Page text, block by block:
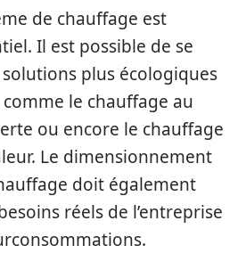
de chauffage est
Il est possible de se
plus écologiques
le chauffage au
ou encore le chauffage
Le dimensionnement
doit également
réels de l’entreprise